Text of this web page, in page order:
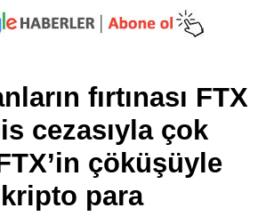
fırtınası FTX
cezasıyla çok
çöküşüyle
para